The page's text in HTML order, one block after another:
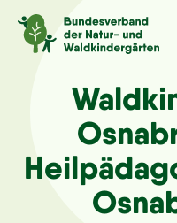
Sprache/Language
Aktuelles
Über uns